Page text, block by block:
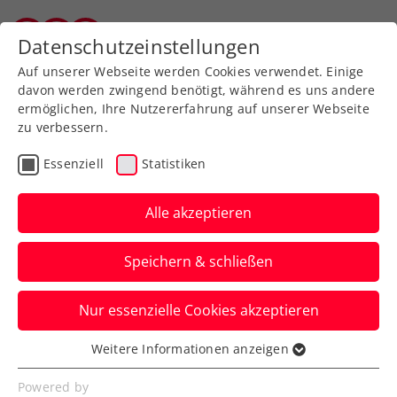
Zurück zur Newsübersicht
Rollstuhltennis
Verbands-Info
Charity-Doppel bringt
9000 Euro für „RETTET
DAS KIND – Burgenland“
Datenschutzeinstellungen
Auf unserer Webseite werden Cookies verwendet. Einige
davon werden zwingend benötigt, während es uns andere
ermöglichen, Ihre Nutzererfahrung auf unserer Webseite
zu verbessern.
Essenziell Statistiken
Alle akzeptieren
Speichern & schließen
Nur essenzielle Cookies akzeptieren
Essenziell
Essenzielle Cookies werden für grundlegende
Weitere Informationen anzeigen
Powered by